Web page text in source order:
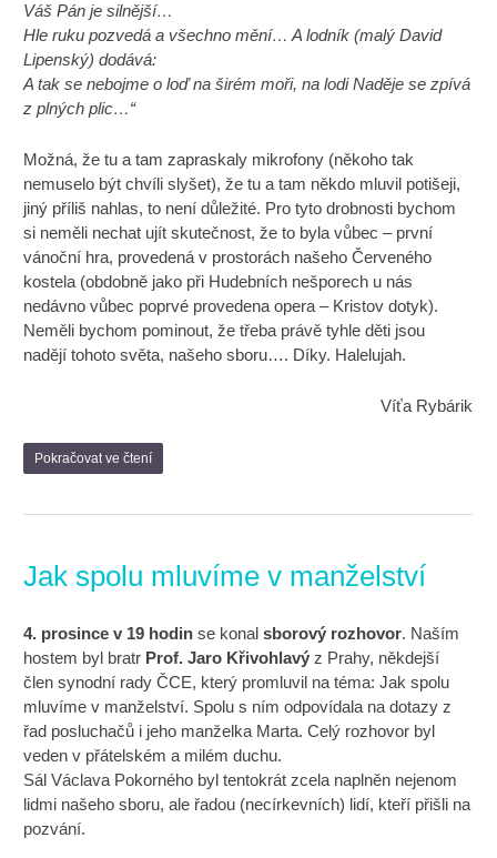
Váš Pán je silnější…
Hle ruku pozvedá a všechno mění… A lodník (malý David
Lipenský) dodává:
A tak se nebojme o loď na širém moři, na lodi Naděje se zpívá
z plných plic…“
Možná, že tu a tam zapraskaly mikrofony (někoho tak
nemuselo být chvíli slyšet), že tu a tam někdo mluvil potišeji,
jiný příliš nahlas, to není důležité. Pro tyto drobnosti bychom
si neměli nechat ujít skutečnost, že to byla vůbec – první
vánoční hra, provedená v prostorách našeho Červeného
kostela (obdobně jako při Hudebních nešporech u nás
nedávno vůbec poprvé provedena opera – Kristov dotyk).
Neměli bychom pominout, že třeba právě tyhle děti jsou
nadějí tohoto světa, našeho sboru…. Díky. Halelujah.
Víťa Rybárik
Pokračovat ve čtení
Jak spolu mluvíme v manželství
4. prosince v 19 hodin se konalsborový rozhovor. Naším
hostem byl bratr Prof. Jaro Křivohlavý z Prahy, někdejší
člen synodní rady ČCE, který promluvil na téma: Jak spolu
mluvíme v manželství. Spolu s ním odpovídala na dotazy z
řad posluchačů i jeho manželka Marta. Celý rozhovor byl
veden v přátelském a milém duchu.
Sál Václava Pokorného byl tentokrát zcela naplněn nejenom
lidmi našeho sboru, ale řadou (necírkevních) lidí, kteří přišli na
pozvání.